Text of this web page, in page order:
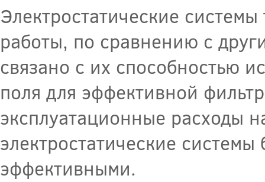
Электростатические
работы, по сравнению с
связано с их способностью
поля для эффективной
эксплуатационные расходы
электростатические
эффективными.